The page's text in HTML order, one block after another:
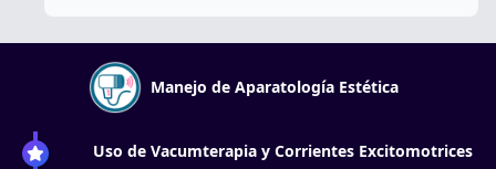
Manejo de Aparatología Estética
Uso de Vacumterapia y Corrientes Excitomotrices